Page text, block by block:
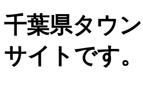
千葉県タウ
サイトです